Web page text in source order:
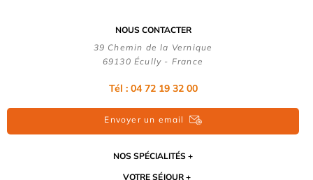
NOUS CONTACTER
39 Chemin de la Vernique
69130 Écully - France
Tél : 04 72 19 32 00
Envoyer un email
NOS SPÉCIALITÉS
VOTRE SÉJOUR